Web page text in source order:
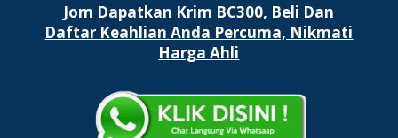
Jom Dapatkan Krim BC300, Beli Dan
Daftar Keahlian Anda Percuma, Nikmati
Harga Ahli